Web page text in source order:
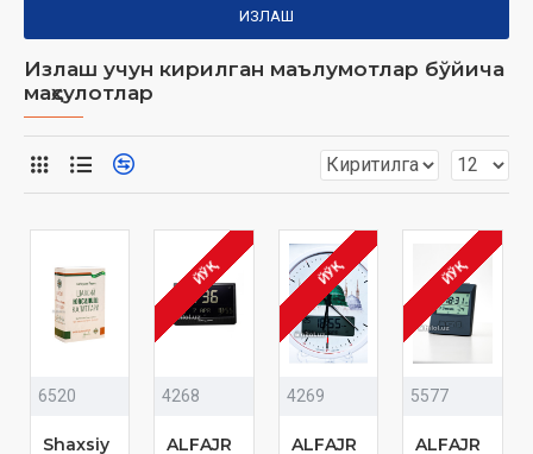
ИЗЛАШ
Излаш учун кирилган маълумотлар бўйича
маҳсулотлар
6520
Shaxsiy
ЙЎҚ
4268
ALFAJR
ЙЎҚ
4269
ALFAJR
ЙЎҚ
5577
ALFAJR